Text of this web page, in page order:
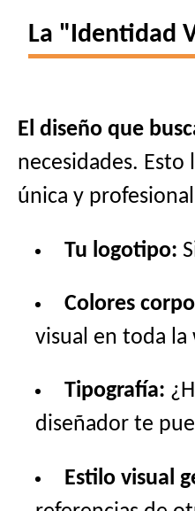
La "Identidad
El diseño que
necesidades.
única y
Tu logotipo:
Colores
visual en toda la
Tipografía:
diseñador te
Estilo visual